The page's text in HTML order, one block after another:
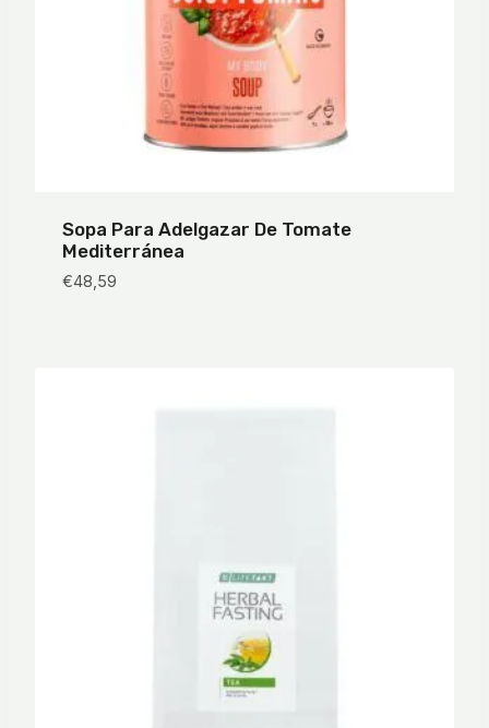
Sopa Para Adelgazar De Tomate
Mediterránea
€48,59